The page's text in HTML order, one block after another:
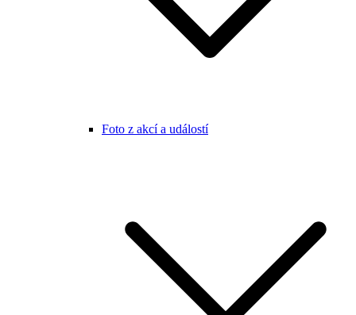
Foto z akcí a událostí